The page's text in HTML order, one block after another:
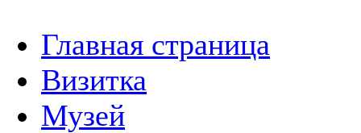
Главная страница
Визитка
Музей